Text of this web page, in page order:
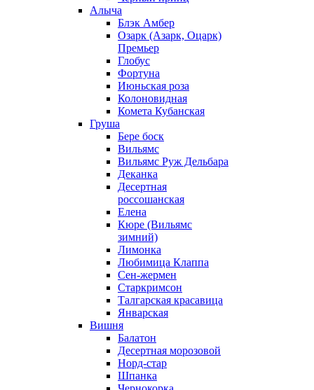
Алыча
Блэк Амбер
Озарк (Азарк, Оцарк)
Премьер
Глобус
Фортуна
Июньская роза
Колоновидная
Комета Кубанская
Груша
Бере боск
Вильямс
Вильямс Руж Дельбара
Деканка
Десертная
россошанская
Елена
Кюре (Вильямс
зимний)
Лимонка
Любимица Клаппа
Сен-жермен
Старкримсон
Талгарская красавица
Январская
Вишня
Балатон
Десертная морозовой
Норд-стар
Шпанка